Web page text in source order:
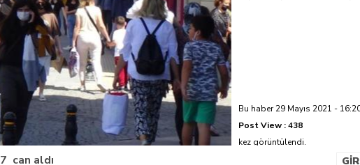
Orhangazi’de hayatını kaybetti
Bu haber 29 Mayıs 2021 -
Post View :438
kez görüntülendi.
can aldı